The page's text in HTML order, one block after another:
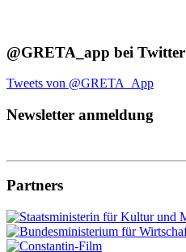
@GRETA_app bei Twitter
Tweets von @GRETA_App
Newsletter anmeldung
Partners